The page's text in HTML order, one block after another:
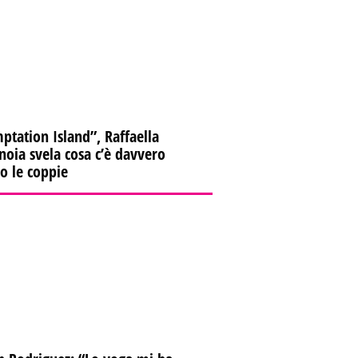
Island”, Raffaella
svela cosa c’è davvero
le coppie